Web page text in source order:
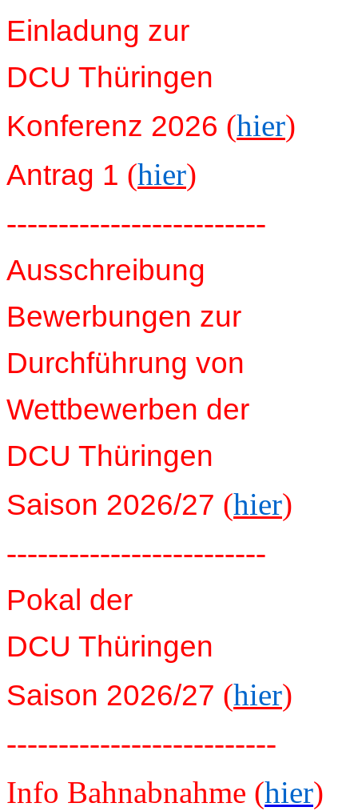
Einladung zur
DCU Thüringen
Konferenz 2026 (hier)
Antrag 1 (hier)
-------------------------
Ausschreibung
Bewerbungen zur
Durchführung von
Wettbewerben der
DCU Thüringen
Saison 2026/27 (hier)
-------------------------
Pokal der
DCU Thüringen
Saison 2026/27 (hier)
--------------------------
Info Bahnabnahme (hier)